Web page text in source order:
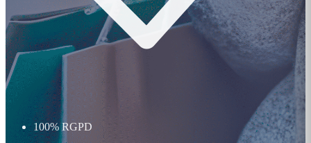
100% RGPD